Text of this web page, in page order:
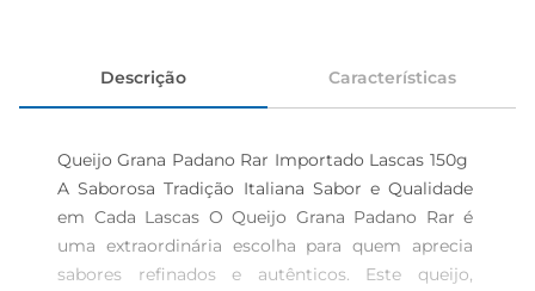
Descrição Características
Queijo Grana Padano Rar Importado Lascas 150g
A Saborosa Tradição Italiana Sabor e Qualidade
em Cada Lascas O Queijo Grana Padano Rar é
uma extraordinária escolha para quem aprecia
sabores refinados e autênticos. Este queijo,